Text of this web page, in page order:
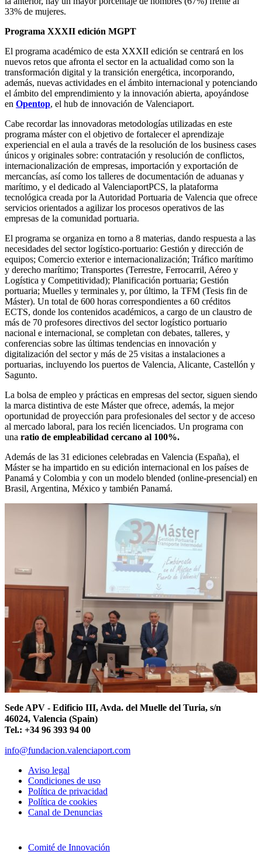
33% de mujeres.
Programa XXXII edición MGPT
El programa académico de esta XXXII edición se centrará en los
nuevos retos que afronta el sector en la actualidad como son la
transformación digital y la transición energética, incorporando,
además, nuevas actividades en el ámbito internacional y potenciando
el ámbito del emprendimiento y la innovación abierta, apoyándose
en Opentop, el hub de innovación de Valenciaport.
Cabe recordar las innovadoras metodologías utilizadas en este
programa máster con el objetivo de fortalecer el aprendizaje
experiencial en el aula a través de la resolución de los business cases
únicos y originales sobre: contratación y resolución de conflictos,
internacionalización de empresas, importación y exportación de
mercancías, así como los talleres de documentación de aduanas y
marítimo, y el dedicado al ValenciaportPCS, la plataforma
tecnológica creada por la Autoridad Portuaria de Valencia que ofrece
servicios orientados a agilizar los procesos operativos de las
empresas de la comunidad portuaria.
El programa se organiza en torno a 8 materias, dando respuesta a las
necesidades del sector logístico-portuario: Gestión y dirección de
equipos; Comercio exterior e internacionalización; Tráfico marítimo
y derecho marítimo; Transportes (Terrestre, Ferrocarril, Aéreo y
Logística y Competitividad); Planificación portuaria; Gestión
portuaria; Muelles y terminales y, por último, la TFM (Tesis fin de
Máster). Un total de 600 horas correspondientes a 60 créditos
ECTS, donde los contenidos académicos, a cargo de un claustro de
más de 70 profesores directivos del sector logístico portuario
nacional e internacional, se completan con debates, talleres, y
conferencias sobre las últimas tendencias en innovación y
digitalización del sector y más de 25 visitas a instalaciones a
portuarias, incluyendo los puertos de Valencia, Alicante, Castellón y
Sagunto.
La bolsa de empleo y prácticas en empresas del sector, siguen siendo
la marca distintiva de este Máster que ofrece, además, la mejor
oportunidad de proyección para profesionales del sector y de acceso
al mercado laboral, para los recién licenciados. Un programa con
una ratio de empleabilidad cercano al 100%.
Además de las 31 ediciones celebradas en Valencia (España), el
Máster se ha impartido en su edición internacional en los países de
Panamá y Colombia y con un modelo blended (online-presencial) en
Brasil, Argentina, México y también Panamá.
Sede APV - Edificio III, Avda. del Muelle del Turia, s/n
46024, Valencia (Spain)
Tel.: +34 96 393 94 00
info@fundacion.valenciaport.com
Aviso legal
Condiciones de uso
Política de privacidad
Política de cookies
Canal de Denuncias
Comité de Innovación